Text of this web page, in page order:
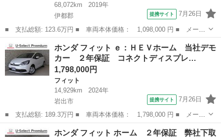
68,072km
2019年
伊都郡
提携サイト 7月26日
■ 支払総額: 123.6万円 ■ 車両本体価格： 1,098,000 円 ■ メーカ
ー名： ホンダ ■ 車種名： フィットハイブリッド ■ グレード
名： Ｓホンダセンシング 純正メモリーナビ ホンダセンシング
ＬＥＤヘッ...
和歌山 伊都郡 フィット
ホンダ フィット ｅ：ＨＥＶホーム 当社デモ
カー ２年保証 コネクトディスプレ…
1,798,000円
フィット
14,929km
2024年
岩出市
提携サイト 7月26日
■ 支払総額: 189.3万円 ■ 車両本体価格： 1,798,000 円 ■ メーカ
ー名： ホンダ ■ 車種名： フィット ■ グレード名： ｅ：ＨＥ
Ｖホーム 当社デモカー ２年保証 コネクトディスプレー ＥＴ
和歌山 岩出市 フィット
ホンダ フィット ホーム ２年保証 弊社下取